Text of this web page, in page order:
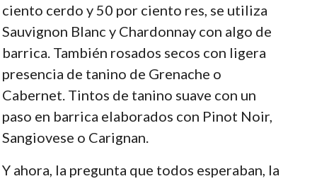
ciento cerdo y 50 por ciento res, se utiliza
Sauvignon Blanc y Chardonnay con algo de
barrica. También rosados secos con ligera
presencia de tanino de Grenache o
Cabernet. Tintos de tanino suave con un
paso en barrica elaborados con Pinot Noir,
Sangiovese o Carignan.
Y ahora, la pregunta que todos esperaban, la